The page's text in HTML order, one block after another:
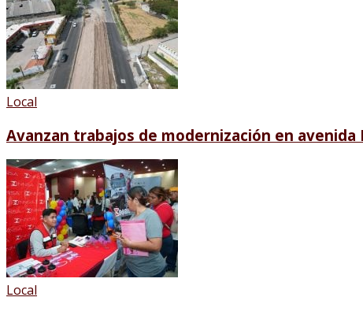
Local
Avanzan trabajos de modernización en
Local